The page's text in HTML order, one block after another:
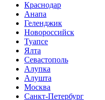
Краснодар
Анапа
Геленджик
Новороссийск
Туапсе
Ялта
Севастополь
Алупка
Алушта
Москва
Санкт-Петербург